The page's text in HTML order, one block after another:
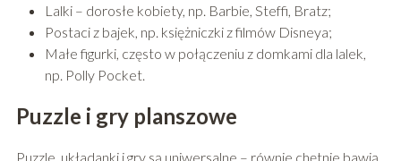
Lalki – dorosłe kobiety, np. Barbie, Steffi, Bratz;
Postaci z bajek, np. księżniczki z filmów Disneya;
Małe figurki, często w połączeniu z domkami dla lalek,
np. Polly Pocket.
Puzzle i gry planszowe
Puzzle, układanki i gry są uniwersalne – równie chętnie bawią